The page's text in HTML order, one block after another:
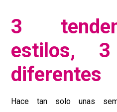
3
estilos, 3
diferentes
Hace tan solo unas